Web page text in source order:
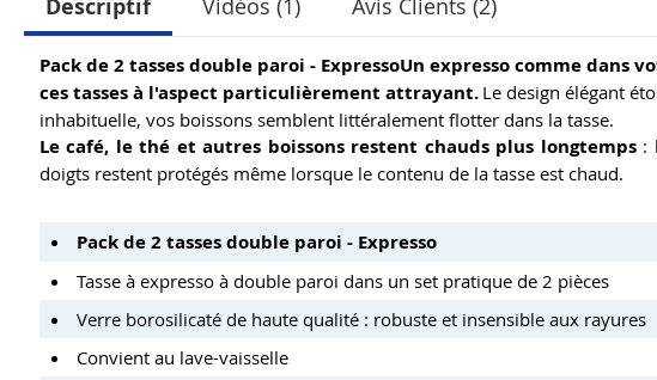
Descriptif Vidéos (1) Avis Clients (2)
Pack de 2 tasses double paroi - ExpressoUn expresso comme
ces tasses à l'aspect particulièrement attrayant. Le design élégant
inhabituelle, vos boissons semblent littéralement flotter dans la tasse.
Le café, le thé et autres boissons restent chauds plus longtemps:
doigts restent protégés même lorsque le contenu de la tasse est chaud.
Pack de 2 tasses double paroi - Expresso
Tasse à expresso à double paroi dans un set pratique de 2 pièces
Verre borosilicaté de haute qualité : robuste et insensible aux rayures
Convient au lave-vaisselle